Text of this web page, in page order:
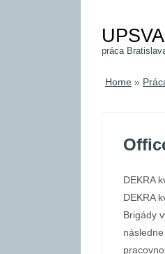
práca
Home »
DEKRA
DEKRA
Brigády